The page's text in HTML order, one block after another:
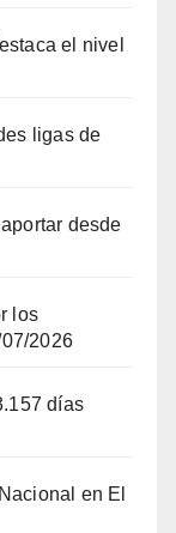
el nivel
ligas de
desde
los
2026
días
en El